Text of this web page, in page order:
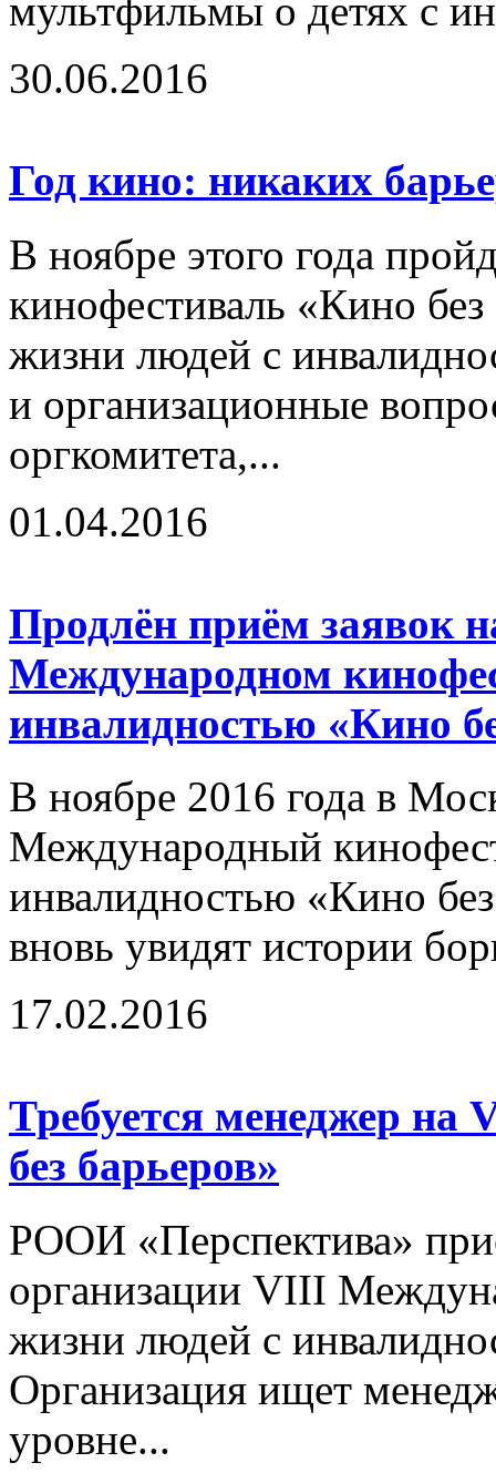
мультфильмы о детях с
30.06.2016
Год кино: никаких
В ноябре этого года
кинофестиваль «Кино
жизни людей с
и организационные
оргкомитета,...
01.04.2016
Продлён приём заявок
Международном
инвалидностью «Кино
В ноябре 2016 года в
Международный
инвалидностью «Кино
вновь увидят истории
17.02.2016
Требуется менеджер
без барьеров»
РООИ «Перспектива»
организации VIII
жизни людей с
Организация ищет
уровне...